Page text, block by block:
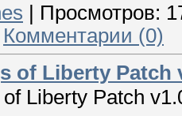
| Просмотров:
Комментарии (0)
of Liberty Patch
Liberty Patch